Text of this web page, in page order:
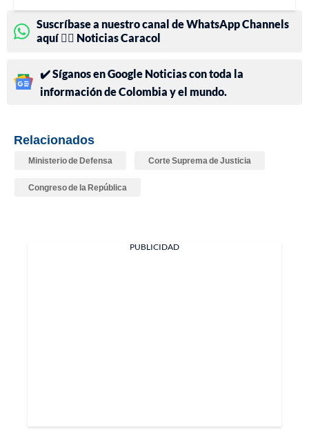
Suscríbase a nuestro canal de WhatsApp Channels
aquí 👉🏻 Noticias Caracol
✔️ Síganos en Google Noticias con toda la
información de Colombia y el mundo.
Relacionados
Ministerio de Defensa Corte Suprema de Justicia
Congreso de la República
PUBLICIDAD